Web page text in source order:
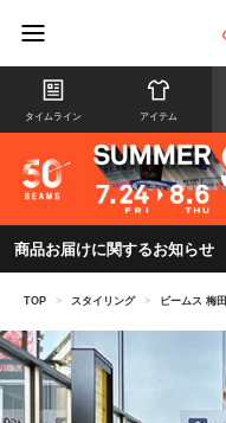
タイムライン アイテム
商品お届けに関するお知らせ
TOP > スタイリング > ビームス 梅田